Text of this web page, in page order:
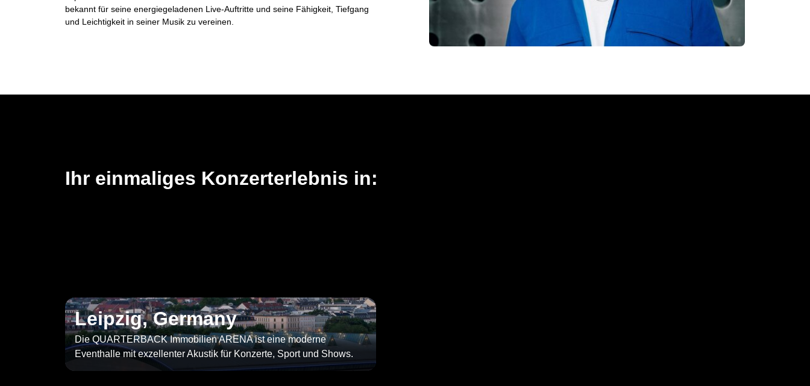
bekannt für seine energiegeladenen Live-Auftritte und seine Fähigkeit, Tiefgang
und Leichtigkeit in seiner Musik zu vereinen.
Ihr einmaliges Konzerterlebnis in:
Leipzig, Germany
Die QUARTERBACK Immobilien ARENA ist eine moderne
Eventhalle mit exzellenter Akustik für Konzerte, Sport und Shows.